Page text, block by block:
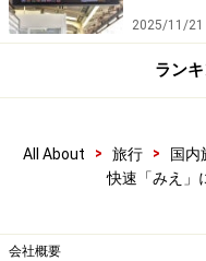
2025/11/21
ラン
All About > 旅行 > 国内
快速「みえ」
会社概要